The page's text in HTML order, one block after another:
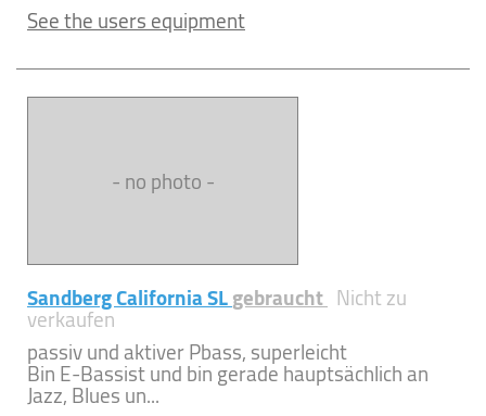
See the users equipment
- no photo -
Sandberg California SLgebraucht Nicht zu
verkaufen
passiv und aktiver Pbass, superleicht
Bin E-Bassist und bin gerade hauptsächlich an
Jazz, Blues un...